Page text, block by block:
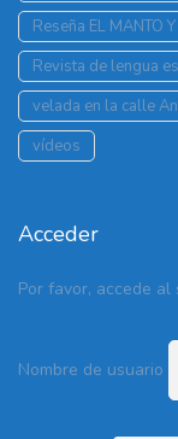
Reseña EL MANTO
Revista de lengua
velada en la calle
vídeos
Acceder
Por favor, accede al
Nombre de usuario